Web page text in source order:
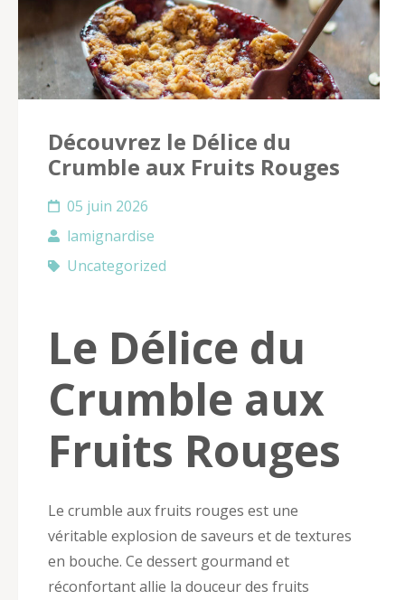
Découvrez le Délice du
Crumble aux Fruits Rouges
05 juin 2026
lamignardise
Uncategorized
Le Délice du
Crumble aux
Fruits Rouges
Le crumble aux fruits rouges est une
véritable explosion de saveurs et de textures
en bouche. Ce dessert gourmand et
réconfortant allie la douceur des fruits